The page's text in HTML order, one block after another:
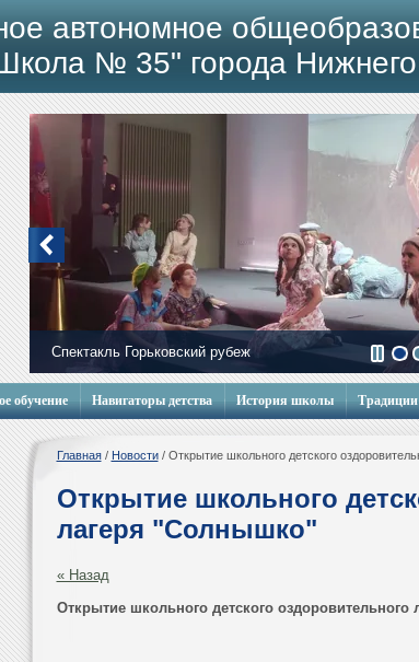
Спектакль Горьковский рубеж
автономное
№ 35" города
обучение Навигаторы детства История школы Традиции
Главная/ Новости/ Открытие школьного детского
Открытие школьного
лагеря "Солнышко"
« Назад
Открытие школьного детского